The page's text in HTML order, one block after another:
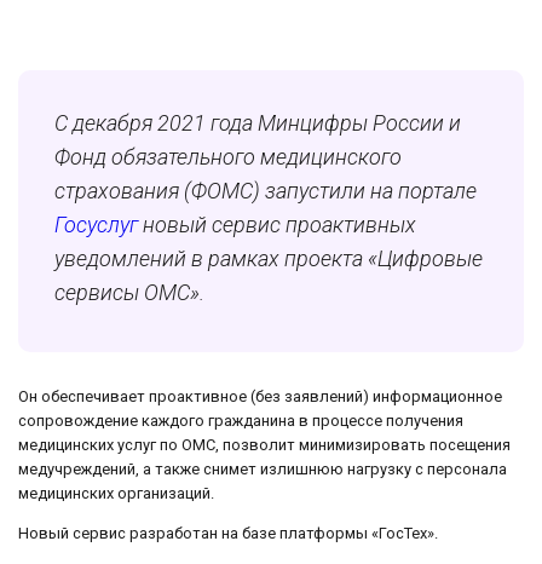
С декабря 2021 года Минцифры России и
Фонд обязательного медицинского
страхования (ФОМС) запустили на портале
Госуслугновый сервис проактивных
уведомлений в рамках проекта «Цифровые
сервисы ОМС».
Он обеспечивает проактивное (без заявлений) информационное
сопровождение каждого гражданина в процессе получения
медицинских услуг по ОМС, позволит минимизировать посещения
медучреждений, а также снимет излишнюю нагрузку с персонала
медицинских организаций.
Новый сервис разработан на базе платформы «ГосТех».